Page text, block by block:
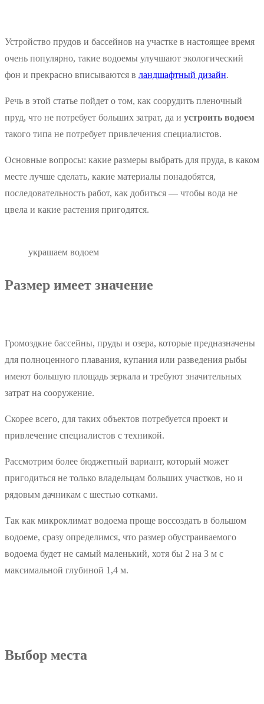
Устройство прудов и бассейнов на участке в настоящее время
очень популярно, такие водоемы улучшают экологический
фон и прекрасно вписываются в ландшафтный дизайн.
Речь в этой статье пойдет о том, как соорудить пленочный
пруд, что не потребует больших затрат, да и устроить водоем
такого типа не потребует привлечения специалистов.
Основные вопросы: какие размеры выбрать для пруда, в каком
месте лучше сделать, какие материалы понадобятся,
последовательность работ, как добиться — чтобы вода не
цвела и какие растения пригодятся.
украшаем водоем
Размер имеет значение
Громоздкие бассейны, пруды и озера, которые предназначены
для полноценного плавания, купания или разведения рыбы
имеют большую площадь зеркала и требуют значительных
затрат на сооружение.
Скорее всего, для таких объектов потребуется проект и
привлечение специалистов с техникой.
Рассмотрим более бюджетный вариант, который может
пригодиться не только владельцам больших участков, но и
рядовым дачникам с шестью сотками.
Так как микроклимат водоема проще воссоздать в большом
водоеме, сразу определимся, что размер обустраиваемого
водоема будет не самый маленький, хотя бы 2 на 3 м с
максимальной глубиной 1,4 м.
Выбор места